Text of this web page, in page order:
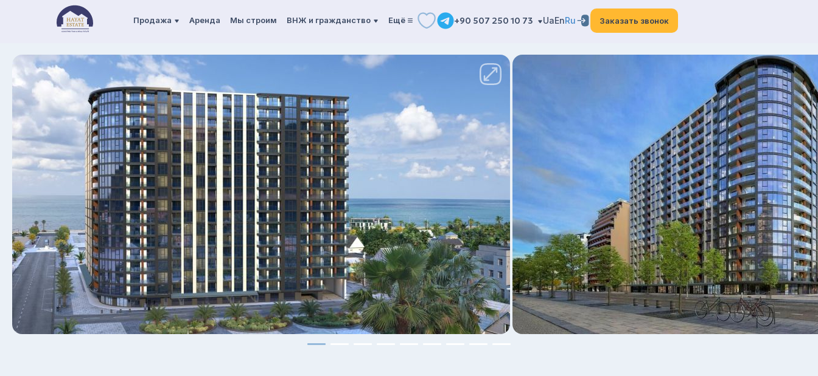
Продажа Аренда Мы строим ВНЖ и гражданство Ещё +90 507 250 10 73 UaEnRu Заказать звонок